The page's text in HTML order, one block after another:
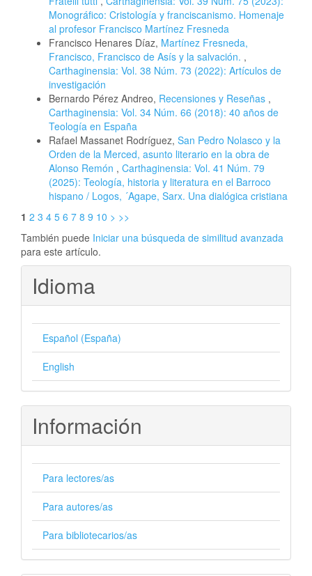
Monográfico: Cristología y franciscanismo. Homenaje
al profesor Francisco Martínez Fresneda
Francisco Henares Díaz, Martínez Fresneda,
Francisco, Francisco de Asís y la salvación. ,
Carthaginensia: Vol. 38 Núm. 73 (2022): Artículos de
investigación
Bernardo Pérez Andreo, Recensiones y Reseñas ,
Carthaginensia: Vol. 34 Núm. 66 (2018): 40 años de
Teología en España
Rafael Massanet Rodríguez, San Pedro Nolasco y la
Orden de la Merced, asunto literario en la obra de
Alonso Remón , Carthaginensia: Vol. 41 Núm. 79
(2025): Teología, historia y literatura en el Barroco
hispano / Logos, ´Agape, Sarx. Una dialógica cristiana
1 2 3 4 5 6 7 8 9 10 > >>
También puede Iniciar una búsqueda de similitud avanzada
para este artículo.
Idioma
Español (España)
English
Información
Para lectores/as
Para autores/as
Para bibliotecarios/as